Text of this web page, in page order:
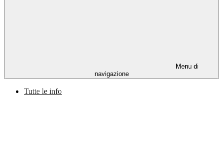
Menu di
navigazione
Tutte le info